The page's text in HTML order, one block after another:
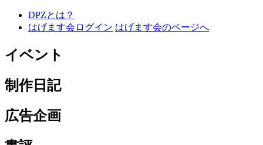
DPZとは？
はげます会ログイン はげます会のページへ
イベント
制作日記
広告企画